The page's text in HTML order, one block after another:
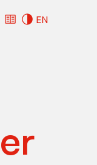
EN